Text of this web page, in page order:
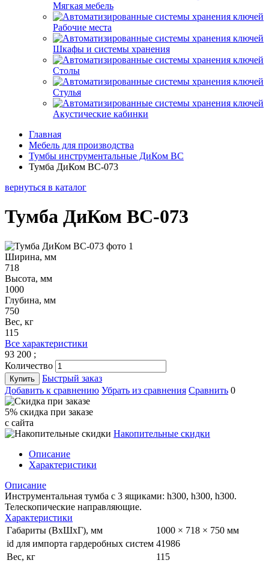
Мягкая мебель
Рабочие места
Шкафы и системы хранения
Столы
Стулья
Акустические кабинки
Главная
Мебель для производства
Тумбы инструментальные ДиКом ВС
Тумба ДиКом ВС-073
вернуться в каталог
Тумба ДиКом ВС-073
Ширина, мм
718
Высота, мм
1000
Глубина, мм
750
Вес, кг
115
Все характеристики
93 200 ;
Количество
Купить
Быстрый заказ
Добавить к сравнению Убрать из сравнения Сравнить 0
5% cкидка при заказе
с сайта
Накопительные скидки
Описание
Характеристики
Описание
Инструментальная тумба с 3 ящиками: h300, h300, h300.
Телескопические направляющие.
Характеристики
Габариты (ВхШхГ), мм
1000 × 718 × 750 мм
id для импорта гардеробных систем 41986
Вес, кг
115